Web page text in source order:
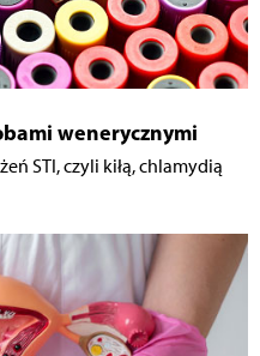
wenerycznymi
STI, czyli kiłą, chlamydią